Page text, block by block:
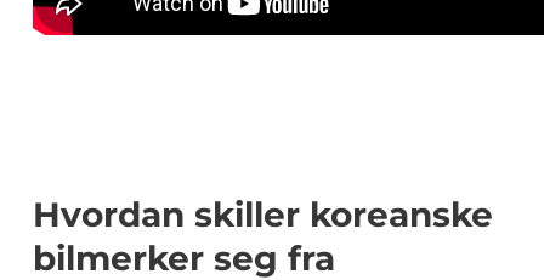
Hvordan skiller koreanske
bilmerker seg fra